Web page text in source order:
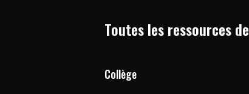
Toutes les ressources de
Collège